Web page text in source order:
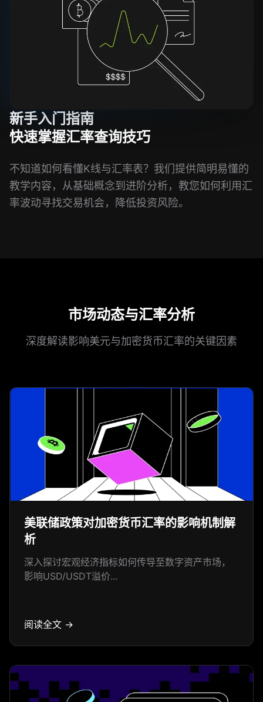
新手入门指南
快速掌握汇率查询技巧
不知道如何看懂K线与汇率表？我们提供简明易懂的
教学内容，从基础概念到进阶分析，教您如何利用汇
率波动寻找交易机会，降低投资风险。
市场动态与汇率分析
深度解读影响美元与加密货币汇率的关键因素
美联储政策对加密货币汇率的影响机制解
析
深入探讨宏观经济指标如何传导至数字资产市场，
影响USD/USDT溢价...
阅读全文 →